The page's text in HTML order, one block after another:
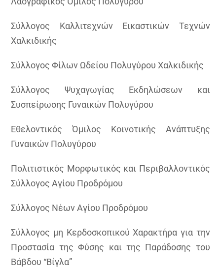
Σύλλογος Καλλιτεχνών Εικαστικών Τεχνών
Χαλκιδικής
Σύλλογος Φίλων Ωδείου Πολυγύρου Χαλκιδικής
Σύλλογος Ψυχαγωγίας Εκδηλώσεων και
Συσπείρωσης Γυναικών Πολυγύρου
Εθελοντικός Όμιλος Κοινοτικής Ανάπτυξης
Γυναικών Πολυγύρου
Πολιτιστικός Μορφωτικός και Περιβαλλοντικός
Σύλλογος Αγίου Προδρόμου
Σύλλογος Νέων Αγίου Προδρόμου
Σύλλογος μη Κερδοσκοπικού Χαρακτήρα για την
Προστασία της Φύσης και της Παράδοσης του
Βάβδου “Βίγλα”